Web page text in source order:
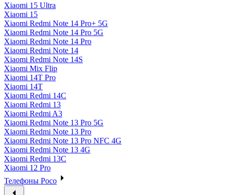
Xiaomi 15 Ultra
Xiaomi 15
Xiaomi Redmi Note 14 Pro+ 5G
Xiaomi Redmi Note 14 Pro 5G
Xiaomi Redmi Note 14 Pro
Xiaomi Redmi Note 14
Xiaomi Redmi Note 14S
Xiaomi Mix Flip
Xiaomi 14T Pro
Xiaomi 14T
Xiaomi Redmi 14C
Xiaomi Redmi 13
Xiaomi Redmi A3
Xiaomi Redmi Note 13 Pro 5G
Xiaomi Redmi Note 13 Pro
Xiaomi Redmi Note 13 Pro NFC 4G
Xiaomi Redmi Note 13 4G
Xiaomi Redmi 13C
Xiaomi 12 Pro
Телефоны Poco